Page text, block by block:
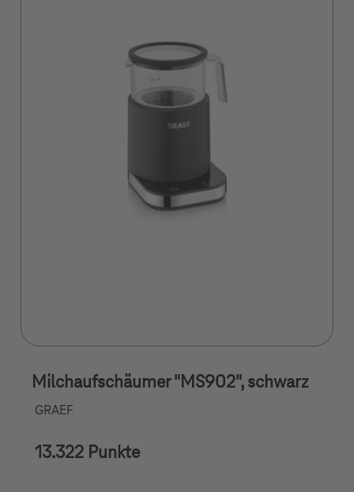
Milchaufschäumer "MS902", schwarz
GRAEF
13.322 Punkte